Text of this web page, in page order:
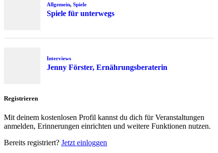
Allgemein, Spiele
Spiele für unterwegs
Interviews
Jenny Förster, Ernährungsberaterin
Registrieren
Mit deinem kostenlosen Profil kannst du dich für Veranstaltungen
anmelden, Erinnerungen einrichten und weitere Funktionen nutzen.
Bereits registriert? Jetzt einloggen